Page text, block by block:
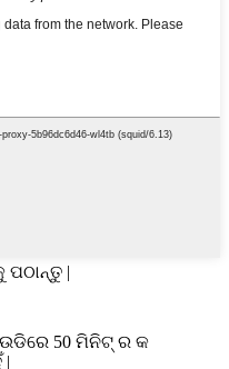
ପଠାନ୍ତୁ |